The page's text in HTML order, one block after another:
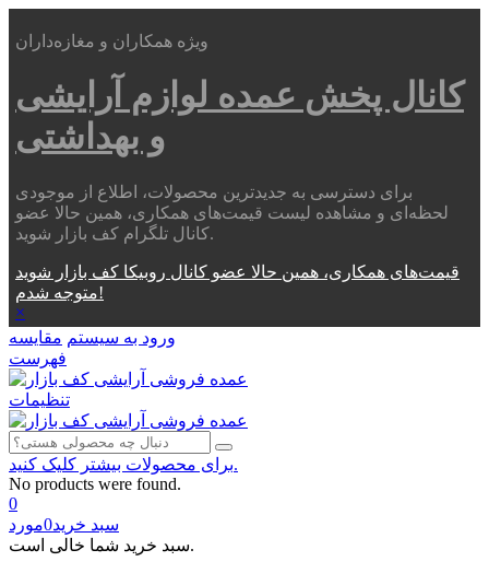
ویژه همکاران و مغازه‌داران
کانال پخش عمده لوازم آرایشی
و بهداشتی
برای دسترسی به جدیدترین محصولات، اطلاع از موجودی
لحظه‌ای و مشاهده لیست قیمت‌های همکاری، همین حالا عضو
کانال تلگرام کف بازار شوید.
قیمت‌های همکاری، همین حالا عضو کانال روبیکا کف بازار شوید
متوجه شدم!
×
ورود به سیستم مقایسه
فهرست
تنظیمات
برای محصولات بیشتر کلیک کنید.
No products were found.
0
سبد خرید0مورد
سبد خرید شما خالی است.